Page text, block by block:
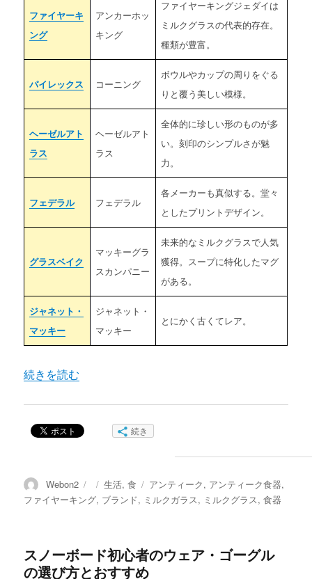
ミルクグラスが登場する映画
ファイヤーキ
ング
アンカーホッ
キング
ファイヤーキングジェダイは
ミルクグラスの代表的存在。
種類が豊富。
パイレックス コーニング
ボウルやカップの周りをぐる
りと覆う美しい模様。
ヘーゼルアト
ラス
ヘーゼルアト
ラス
全体的に珍しい形のものが多
い。刻印のシンプルさが魅
力。
フェデラル フェデラル
各メーカーも真似する。堂々
としたプリントデザイン。
グラスベイク
マッキーグラ
スカンパニー
未来的なミルクグラスで人気
獲得。スープに特化したマグ
がある。
ジャネット・
マッキー
ジャネット・
マッキー
とにかく古くてレア。
“ファイヤーキングとは 【ミルクグラス主要ブランド6選
続きを読む
続き
投
稿
Webon2
投
稿
カ
テ
生活,食
タ
グ
アンティーク, アンティーク食器,
ファイヤーキング, ブランド, ミルクガラス, ミルクグラス,食器
スノーボード初心者のウェア・ゴーグル
の選び方とおすすめ